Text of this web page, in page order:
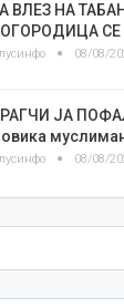
ВЛЕЗ НА
СЕ
08/08/
ЈА
08/08/